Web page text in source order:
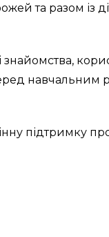
та разом із
навчальним
підтримку